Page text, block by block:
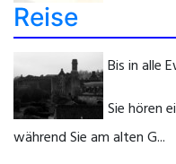
Reise
Bis in alle
Sie hören
während Sie am alten G...